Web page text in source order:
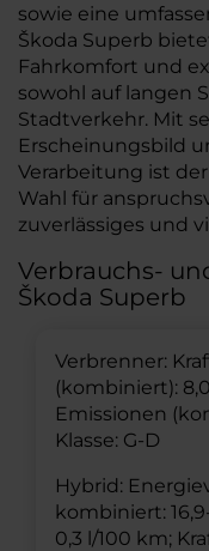
sowie eine
Škoda Superb
Fahrkomfort und
sowohl auf langen
Stadtverkehr. Mit
Erscheinungsbild
Verarbeitung ist
Wahl für
zuverlässiges und
Verbrauchs-
Škoda Superb
Verbrenner:
(kombiniert):
Emissionen
Klasse: G-D
Hybrid:
kombiniert:
0,3 l/100 km;